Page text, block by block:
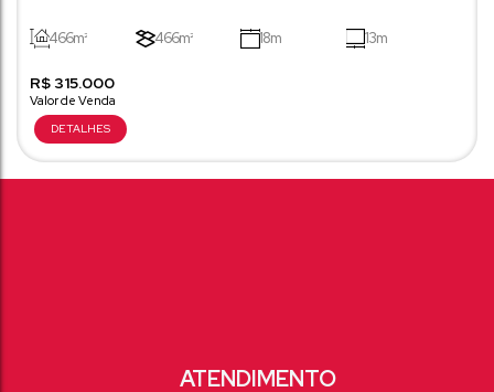
R$ 315.000
466m² 466m² 18m 13m
300m